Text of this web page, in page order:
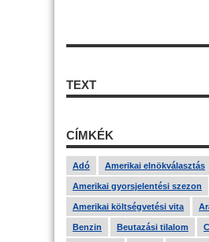
TEXT
CÍMKÉK
Adó Amerikai elnökválasztás
Amerikai gyorsjelentési szezon
Amerikai költségvetési vita
Benzin Beutazási tilalom